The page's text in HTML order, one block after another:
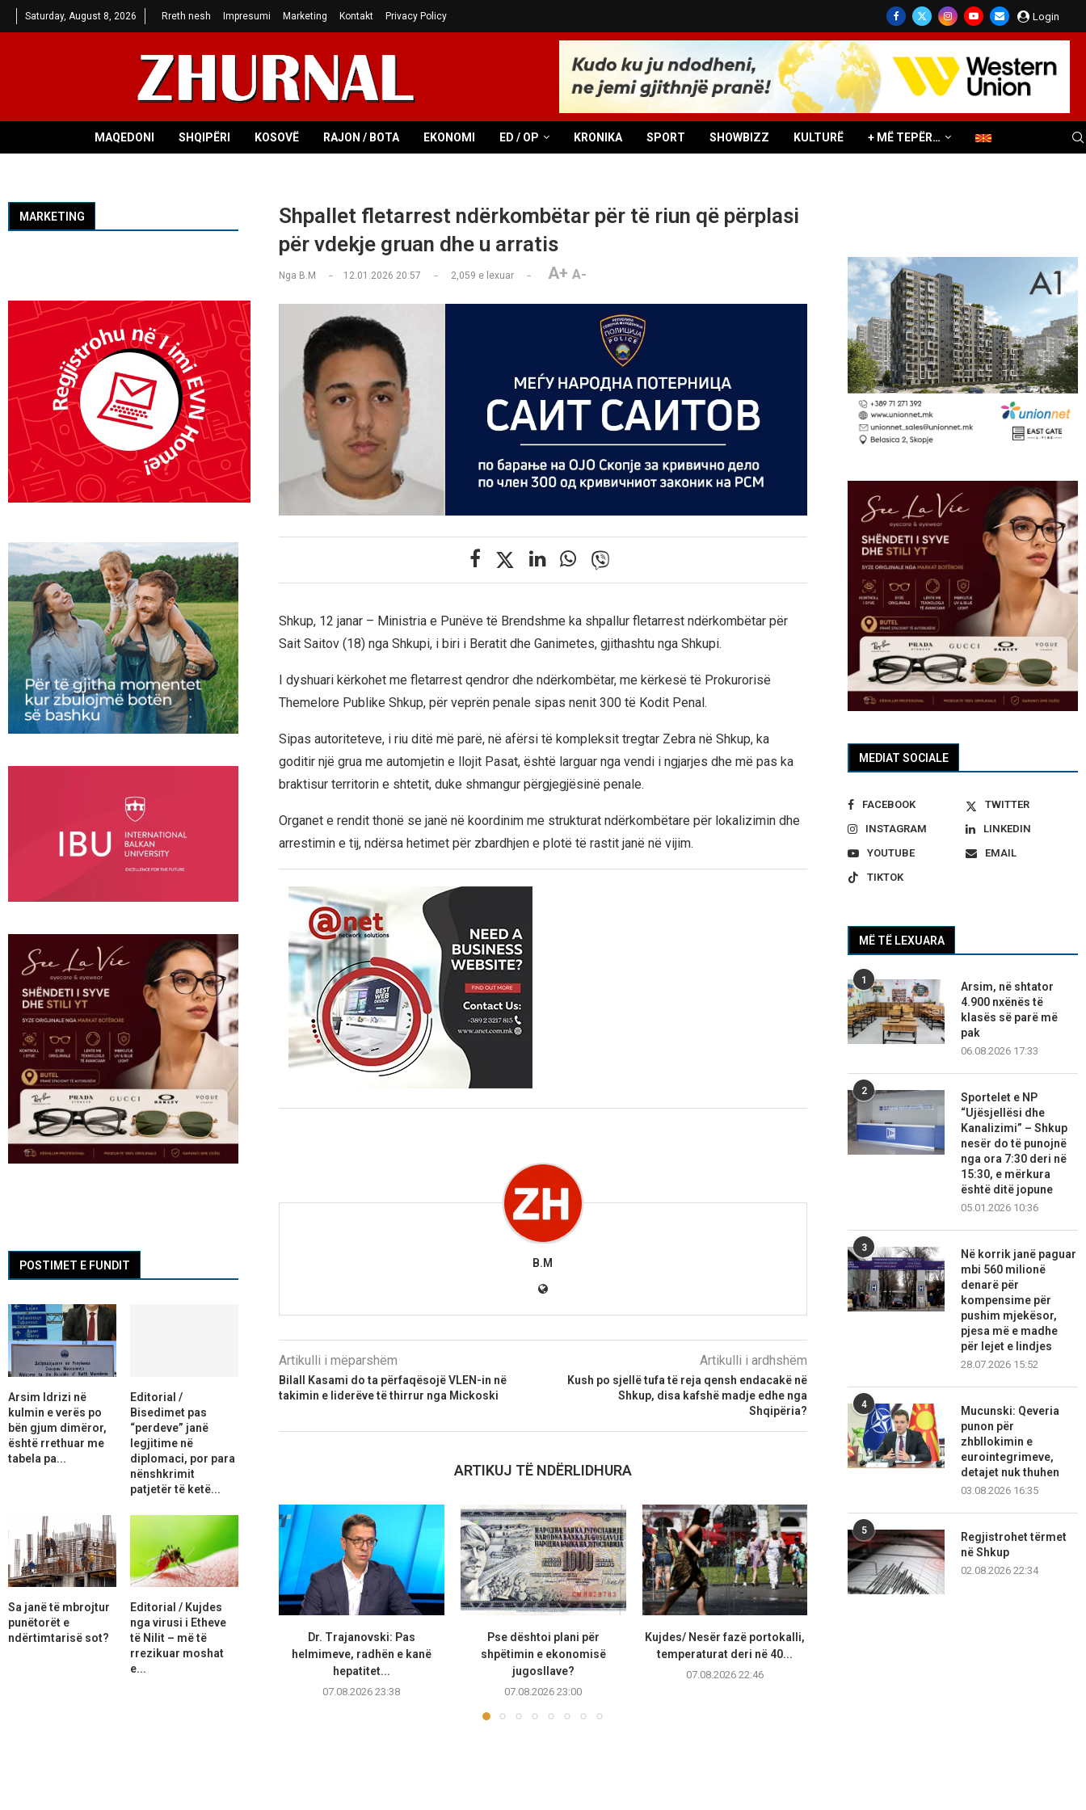
Saturday, August 8, 2026 Rreth nesh Impresumi Marketing Kontakt Privacy Policy Login
MAQEDONI SHQIPËRI KOSOVË RAJON / BOTA EKONOMI ED / OP KRONIKA SPORT SHOWBIZZ KULTURË + MË TEPËR…
Shpallet fletarrest ndërkombëtar për të riun që përplasi
për vdekje gruan dhe u arratis
Nga B.M 12.01.2026 20:57 2,059 e lexuar A+ A-
Shkup, 12 janar – Ministria e Punëve të Brendshme ka shpallur fletarrest ndërkombëtar për
Sait Saitov (18) nga Shkupi, i biri i Beratit dhe Ganimetes, gjithashtu nga Shkupi.
I dyshuari kërkohet me fletarrest qendror dhe ndërkombëtar, me kërkesë të Prokurorisë
Themelore Publike Shkup, për veprën penale sipas nenit 300 të Kodit Penal.
Sipas autoriteteve, i riu ditë më parë, në afërsi të kompleksit tregtar Zebra në Shkup, ka
goditir një grua me automjetin e llojit Pasat, është larguar nga vendi i ngjarjes dhe më pas ka
braktisur territorin e shtetit, duke shmangur përgjegjësinë penale.
Organet e rendit thonë se janë në koordinim me strukturat ndërkombëtare për lokalizimin dhe
arrestimin e tij, ndërsa hetimet për zbardhjen e plotë të rastit janë në vijim.
B.M
Artikulli i mëparshëm
Bilall Kasami do ta përfaqësojë VLEN-in në
takimin e liderëve të thirrur nga Mickoski
Artikulli i ardhshëm
Kush po sjellë tufa të reja qensh endacakë në
Shkup, disa kafshë madje edhe nga
Shqipëria?
ARTIKUJ TË NDËRLIDHURA
Dr. Trajanovski: Pas
helmimeve, radhën e kanë
hepatitet...
07.08.2026 23:38
Pse dështoi plani për
shpëtimin e ekonomisë
jugosllave?
07.08.2026 23:00
Kujdes/ Nesër fazë portokalli,
temperaturat deri në 40...
07.08.2026 22:46
MEDIAT SOCIALE
FACEBOOK
TWITTER
INSTAGRAM
LINKEDIN
YOUTUBE
EMAIL
TIKTOK
MË TË LEXUARA
1
Arsim, në shtator
4.900 nxënës të
klasës së parë më
pak
06.08.2026 17:33
2
Sportelet e NP
“Ujësjellësi dhe
Kanalizimi” – Shkup
nesër do të punojnë
nga ora 7:30 deri në
15:30, e mërkura
është ditë jopune
05.01.2026 10:36
3
Në korrik janë paguar
mbi 560 milionë
denarë për
kompensime për
pushim mjekësor,
pjesa më e madhe
për lejet e lindjes
28.07.2026 15:52
4
Mucunski: Qeveria
punon për
zhbllokimin e
eurointegrimeve,
detajet nuk thuhen
03.08.2026 16:35
5
Regjistrohet tërmet
në Shkup
02.08.2026 22:34
MARKETING
POSTIMET E FUNDIT
Arsim Idrizi në
kulmin e verës po
bën gjum dimëror,
është rrethuar me
tabela pa...
Editorial /
Bisedimet pas
“perdeve” janë
legjitime në
diplomaci, por para
nënshkrimit
patjetër të ketë...
Sa janë të mbrojtur
punëtorët e
ndërtimtarisë sot?
Editorial / Kujdes
nga virusi i Etheve
të Nilit – më të
rrezikuar moshat
e...